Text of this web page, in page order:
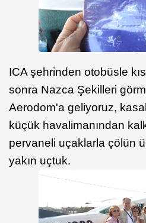
ICA şehrinden otobüsle
sonra Nazca Şekilleri
Aerodom'a geliyoruz,
küçük havalimanından
pervaneli uçaklarla çölün
yakın uçtuk.